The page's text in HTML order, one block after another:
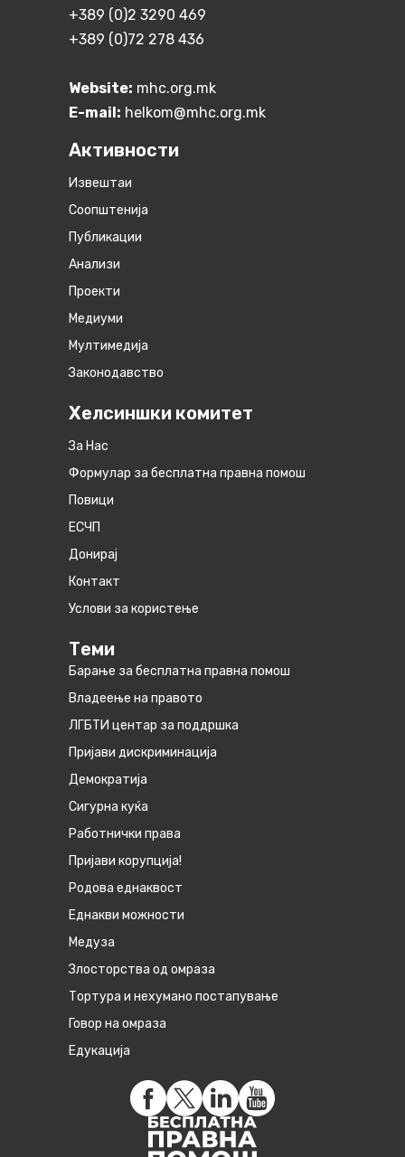
+389 (0)2 3290 469
+389 (0)72 278 436
Website: mhc.org.mk
E-mail: helkom@mhc.org.mk
Активности
Извештаи
Соопштенија
Публикации
Анализи
Проекти
Медиуми
Мултимедија
Законодавство
Хелсиншки комитет
За Нас
Формулар за бесплатна правна помош
Повици
ЕСЧП
Донирај
Контакт
Услови за користење
Теми
Барање за бесплатна правна помош
Владеење на правото
ЛГБТИ центар за поддршка
Пријави дискриминација
Демократија
Сигурна куќа
Работнички права
Пријави корупција!
Родова еднаквост
Eднакви можности
Медуза
Злосторства од омраза
Тортура и нехумано постапување
Говор на омраза
Едукација